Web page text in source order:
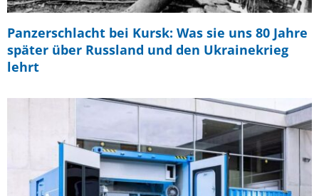
Panzerschlacht bei Kursk: Was sie uns 80 Jahre
später über Russland und den Ukrainekrieg
lehrt